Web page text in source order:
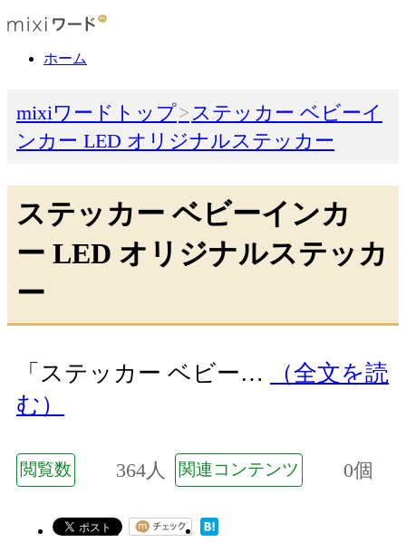
ホーム
mixiワードトップ
ステッカー ベビーイ
ンカー LED オリジナルステッカー
ステッカー ベビーインカ
ー LED オリジナルステッカ
ー
「ステッカー ベビー…
（全文を読
む）
閲覧数 364人 関連コンテンツ 0個